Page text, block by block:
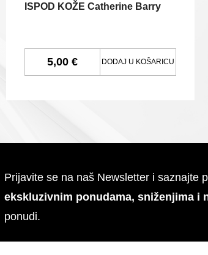
ISPOD KOŽE Catherine Barry
5,00 € DODAJ U KOŠARICU
Prijavite se na naš Newsletter i saznajte
ekskluzivnim ponudama, sniženjima i
ponudi.